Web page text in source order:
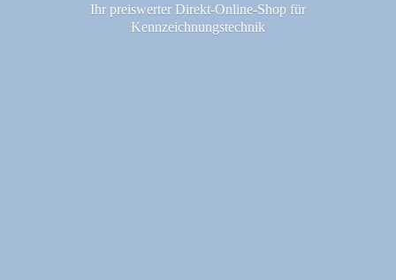
Ihr preiswerter Direkt-Online-Shop für
Kennzeichnungstechnik